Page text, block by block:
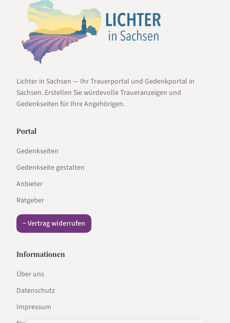
Lichter in Sachsen — Ihr Trauerportal und Gedenkportal in
Sachsen. Erstellen Sie würdevolle Traueranzeigen und
Gedenkseiten für Ihre Angehörigen.
Portal
Gedenkseiten
Gedenkseite gestalten
Anbieter
Ratgeber
− Vertrag widerrufen
Informationen
Über uns
Datenschutz
Impressum